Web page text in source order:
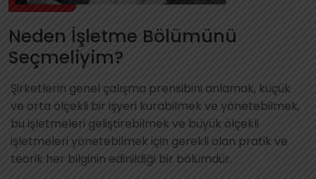
Neden İşletme Bölümünü
Seçmeliyim?
Şirketlerin genel çalışma prensibini anlamak, küçük
ve orta ölçekli bir işyeri kurabilmek ve yönetebilmek,
bu işletmeleri geliştirebilmek ve büyük ölçekli
işletmeleri yönetebilmek için gerekli olan pratik ve
teorik her bilginin edinildiği bir bölümdür.